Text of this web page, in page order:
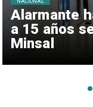
Alarmante
a 15 años
Minsal